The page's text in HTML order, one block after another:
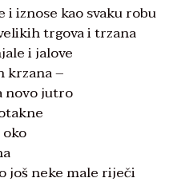
iznose kao svaku robu
trgova i trzana
i jalove
krzana –
novo jutro
još neke male riječi